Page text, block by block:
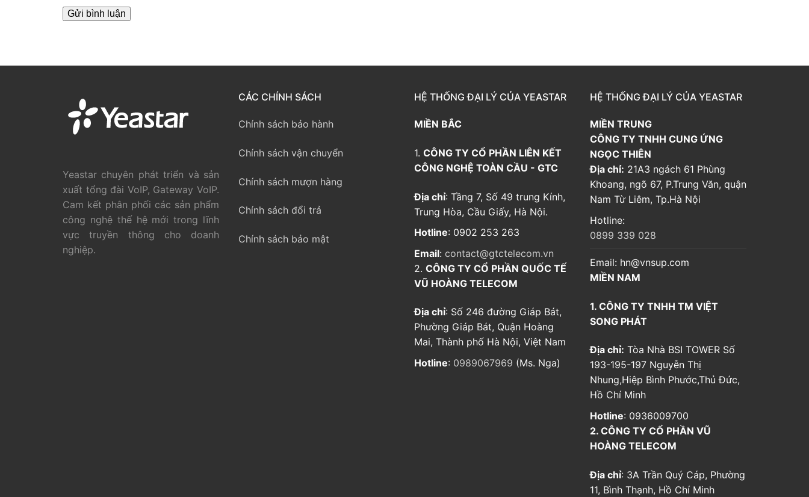
HƯỚNG DẪN
Yeastar chuyên phát triển và sản
xuất tổng đài VoIP, Gateway VoIP.
Cam kết phân phối các sản phẩm
công nghệ thế hệ mới trong lĩnh
vực truyền thông cho doanh
nghiệp.
CÁC CHÍNH SÁCH
Chính sách bảo hành
Chính sách vận chuyển
Chính sách mượn hàng
Chính sách đổi trả
Chính sách bảo mật
HỆ THỐNG ĐẠI LÝ CỦA YEASTAR
MIỀN BẮC
1. CÔNG TY CỔ PHẦN LIÊN KẾT
CÔNG NGHỆ TOÀN CẦU - GTC
Địa chỉ: Tầng 7, Số 49 trung Kính,
Trung Hòa, Cầu Giấy, Hà Nội.
Hotline: 0902 253 263
Email: contact@gtctelecom.vn
2. CÔNG TY CỔ PHẦN QUỐC TẾ
VŨ HOÀNG TELECOM
Địa chỉ: Số 246 đường Giáp Bát,
Phường Giáp Bát, Quận Hoàng
Mai, Thành phố Hà Nội, Việt Nam
Hotline: 0989067969 (Ms. Nga)
HỆ THỐNG ĐẠI LÝ CỦA YEASTAR
MIỀN TRUNG
CÔNG TY TNHH CUNG ỨNG
NGỌC THIÊN
Địa chỉ: 21A3 ngách 61 Phùng
Khoang, ngõ 67, P.Trung Văn, quận
Nam Từ Liêm, Tp.Hà Nội
Hotline:
0899 339 028
Email: hn@vnsup.com
MIỀN NAM
1. CÔNG TY TNHH TM VIỆT
SONG PHÁT
Địa chỉ: Tòa Nhà BSI TOWER Số
193-195-197 Nguyễn Thị
Nhung,Hiệp Bình Phước,Thủ Đức,
Hồ Chí Minh
Hotline: 0936009700
2. CÔNG TY CỔ PHẦN VŨ
HOÀNG TELECOM
Địa chỉ: 3A Trần Quý Cáp, Phường
11, Bình Thạnh, Hồ Chí Minh